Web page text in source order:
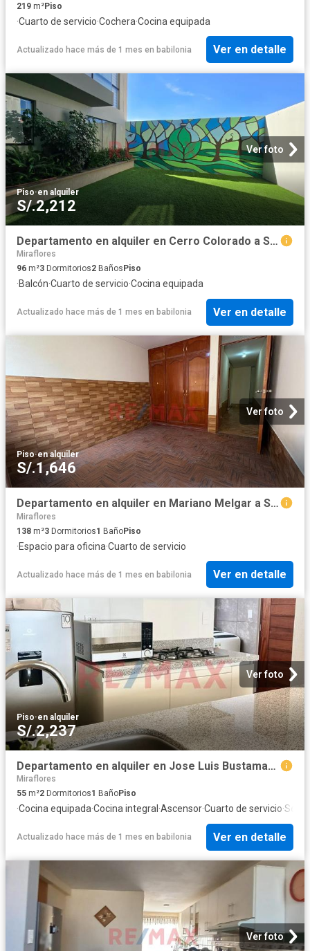
219 m²Piso
·Cuarto de servicio·Cochera·Cocina equipada
Actualizado hace más de 1 mes en babilonia Ver en detalle
Ver foto
Piso·en alquiler
S/.2,212
Departamento en alquiler en Cerro Colorado a S/2,100 al mes
Miraflores
96 m²3 Dormitorios2 Baños Piso
·Balcón·Cuarto de servicio·Cocina equipada
Actualizado hace más de 1 mes en babilonia Ver en detalle
Ver foto
Piso·en alquiler
S/.1,646
Departamento en alquiler en Mariano Melgar a S/1,600 al mes
Miraflores
138 m²3 Dormitorios1 BañoPiso
·Espacio para oficina·Cuarto de servicio
Actualizado hace más de 1 mes en babilonia Ver en detalle
Ver foto
Piso·en alquiler
S/.2,237
Departamento en alquiler en Jose Luis Bustamante Y Rivero a S/2,150 al mes
Miraflores
55 m²2 Dormitorios1 BañoPiso
·Cocina equipada·Cocina integral ·Ascensor·Cuarto de servicio·
Actualizado hace más de 1 mes en babilonia Ver en detalle
Ver foto